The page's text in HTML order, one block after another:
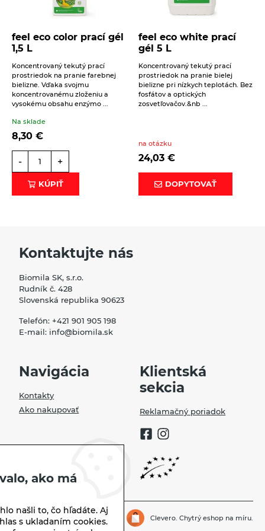
vyhovel prísnym kritériám certifikátu Ekoznačka
feel eco neobsahuje žiadne umelé farbivá
Receptúra feel eco nebola testovaná na
zvieratách.
Účinnosti produktov feel eco sú overované
testami českého akreditovaného laboratória
ZÚLP v Českých Budějoviciach.
Prostriedky feel eco sú veľmi účinné dokonca pri
nízkych teplotách, takže sa šetria náklady na
elektrickú energiu.
Pracie prostriedky a pracie gély obsahujú zložky,
ktoré dostatočne zmäkčia vodu a zabraňujú tak
vzniku vodného kameňa.
(až 20%).
Nezávislé testy pracieho prostriedku feel eco
preukázali, že 70% všetkých jeho zložiek sa v
odpadových vodách celkom rozloží už za 28 dní.
Obaly pracieho prášku a soli do umývačky feel eco
sú vyrobené z recyklovaného papiera 80% a sú
znova úplne recyklovateľné. Ostatné obaly feel
recyklovateľného materiálu (HDPE).
Beriem na vedomie spracovanie osobných údajov.
feel eco color prací gél
1,5 L
Koncentrovaný tekutý prací
prostriedok na pranie farebnej
bielizne. Vďaka svojmu
koncentrovanému zloženiu a
vysokému obsahu enzýmo ...
Na sklade
8,30 €
- +
KÚPIŤ
feel eco white prací
gél 5 L
Koncentrovaný tekutý prací
prostriedok na pranie bielej
bielizne pri nízkych teplotách. Bez
fosfátov a optických
zosvetľovačov.&nb ...
na otázku
24,03 €
DOPYTOVAŤ
Kontaktujte nás
Biomila SK, s.r.o.
Rudník č. 428
Slovenská republika 90623
Telefón: +421 901 905 198
E-mail: info@biomila.sk
Navigácia
Kontakty
Ako nakupovať
Klientská
sekcia
Reklamačný poriadok
Biomila.sk | © 2026 Clevero. Chytrý eshop na míru.
ako má
našli to, čo hľadáte. Aj
s ukladaním cookies.